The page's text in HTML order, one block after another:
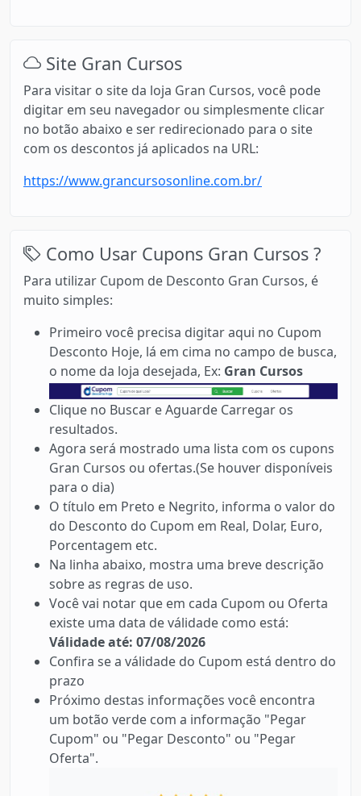
Site Gran Cursos
Para visitar o site da loja Gran Cursos, você pode
digitar em seu navegador ou simplesmente clicar
no botão abaixo e ser redirecionado para o site
com os descontos já aplicados na URL:
https://www.grancursosonline.com.br/
Como Usar Cupons Gran Cursos ?
Para utilizar Cupom de Desconto Gran Cursos, é
muito simples:
Primeiro você precisa digitar aqui no Cupom
Desconto Hoje, lá em cima no campo de busca,
o nome da loja desejada, Ex: Gran Cursos
Clique no Buscar e Aguarde Carregar os
resultados.
Agora será mostrado uma lista com os cupons
Gran Cursos ou ofertas.(Se houver disponíveis
para o dia)
O título em Preto e Negrito, informa o valor do
do Desconto do Cupom em Real, Dolar, Euro,
Porcentagem etc.
Na linha abaixo, mostra uma breve descrição
sobre as regras de uso.
Você vai notar que em cada Cupom ou Oferta
existe uma data de válidade como está:
Válidade até: 07/08/2026
Confira se a válidade do Cupom está dentro do
prazo
Próximo destas informações você encontra
um botão verde com a informação "Pegar
Cupom" ou "Pegar Desconto" ou "Pegar
Oferta".